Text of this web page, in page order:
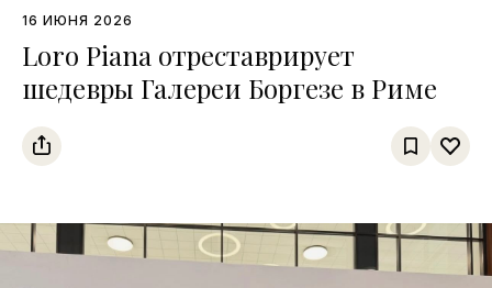
16 ИЮНЯ 2026
Loro Piana отреставрирует
шедевры Галереи Боргезе в Риме